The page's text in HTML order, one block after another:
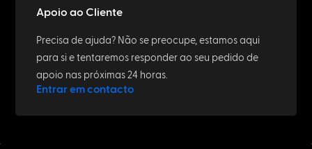
Apoio ao Cliente
Precisa de ajuda? Não se preocupe, estamos aqui
para si e tentaremos responder ao seu pedido de
apoio nas próximas 24 horas.
Entrar em contacto